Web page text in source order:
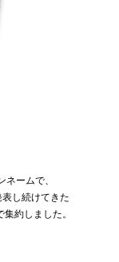
ームで、
し続けてきた
約しました。